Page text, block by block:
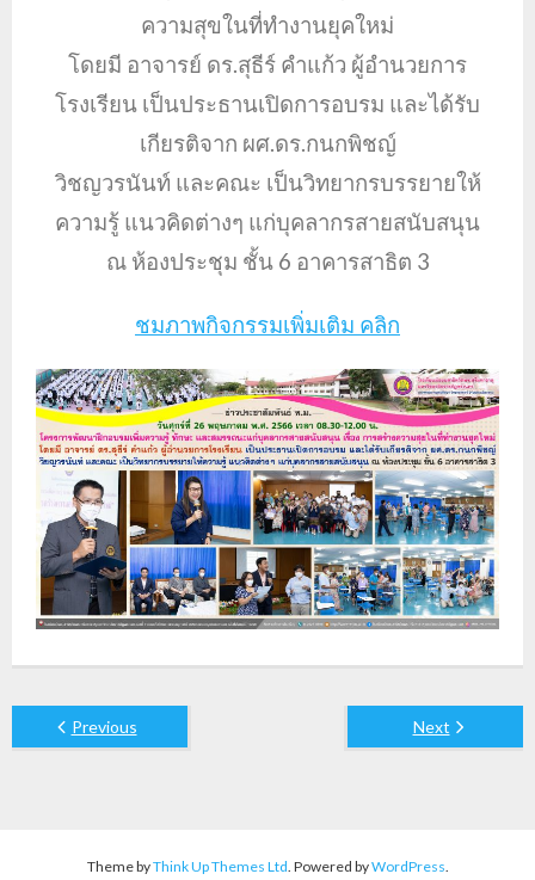
ความสุขในที่ทำงานยุคใหม่
โดยมี อาจารย์ ดร.สุธีร์ คำแก้ว ผู้อำนวยการ
โรงเรียน เป็นประธานเปิดการอบรม และได้รับ
เกียรติจาก ผศ.ดร.กนกพิชญ์
วิชญวรนันท์ และคณะ เป็นวิทยากรบรรยายให้
ความรู้ แนวคิดต่างๆ แก่บุคลากรสายสนับสนุน
ณ ห้องประชุม ชั้น 6 อาคารสาธิต 3
ชมภาพกิจกรรมเพิ่มเติม คลิก
Previous Next
Theme byThink Up Themes Ltd. Powered byWordPress.